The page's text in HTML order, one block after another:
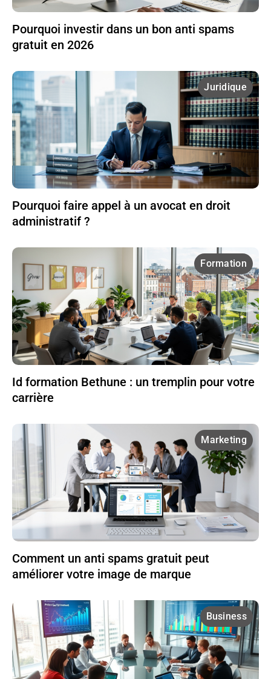
Pourquoi investir dans un bon anti spams
gratuit en 2026
Juridique
Pourquoi faire appel à un avocat en droit
administratif ?
Formation
Id formation Bethune : un tremplin pour votre
carrière
Marketing
Comment un anti spams gratuit peut
améliorer votre image de marque
Business